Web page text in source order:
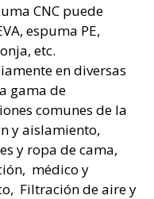
CNC puede
espuma PE,
etc.
en diversas
gama de
comunes de la
y aislamiento,
y ropa de cama,
médico y
Filtración de aire y